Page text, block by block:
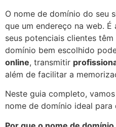
O nome de domínio do seu
que um endereço na web. É
seus potenciais clientes
domínio bem escolhido
online, transmitir
além de facilitar a
Neste guia completo,
nome de domínio ideal para